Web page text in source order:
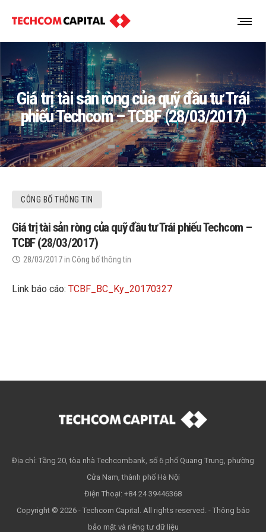
Giá trị tài sản ròng của quỹ đầu tư Trái
phiếu Techcom – TCBF (28/03/2017)
CÔNG BỐ THÔNG TIN
Giá trị tài sản ròng của quỹ đầu tư Trái phiếu Techcom –
TCBF (28/03/2017)
28/03/2017in Công bố thông tin
Link báo cáo: TCBF_BC_Ky_20170327
Địa chỉ: Tầng 20, tòa nhà Techcombank, số 6 phố Quang Trung, phường
Cửa Nam, thành phố Hà Nội
Điện Thoại: +84 24 39446368
Copyright © 2026 - Techcom Capital. All rights reserved. - Thông báo
bảo mật và riêng tư dữ liệu